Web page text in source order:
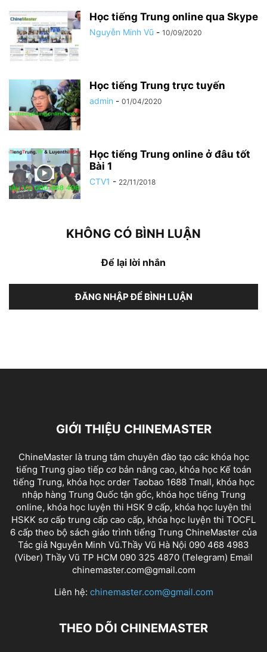
Học tiếng Trung online qua Skype
Nguyễn Minh Vũ - 10/09/2020
Học tiếng Trung trực tuyến
admin - 01/04/2020
Học tiếng Trung online ở đâu tốt
Bài 1
CTV1 - 22/11/2018
KHÔNG CÓ BÌNH LUẬN
Để lại lời nhắn
ĐĂNG NHẬP ĐỂ BÌNH LUẬN
GIỚI THIỆU CHINEMASTER
ChineMaster là trung tâm chuyên đào tạo các khóa học
tiếng Trung giao tiếp cơ bản nâng cao, khóa học Kế toán
tiếng Trung, khóa học order Taobao 1688 Tmall, khóa học
nhập hàng Trung Quốc tận gốc, khóa học tiếng Trung
online, khóa học luyện thi HSK 9 cấp, khóa học luyện thi
HSKK sơ cấp trung cấp cao cấp, khóa học luyện thi TOCFL
6 cấp theo bộ sách giáo trình tiếng Trung ChineMaster của
Tác giả Nguyễn Minh Vũ.Thầy Vũ Hà Nội 090 468 4983
(Viber) Thầy Vũ TP HCM 090 325 4870 (Telegram) Email
chinemaster.com@gmail.com
Liên hệ: chinemaster.com@gmail.com
THEO DÕI CHINEMASTER